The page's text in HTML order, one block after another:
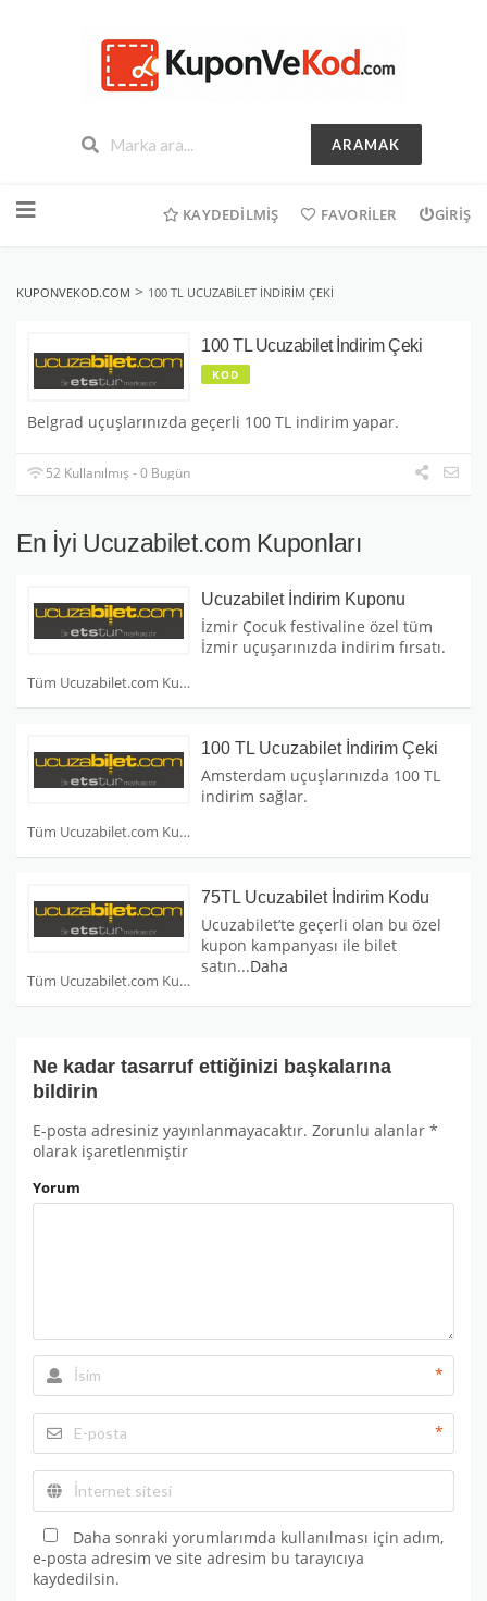
ARAMAK
geç
KAYDEDILMIŞ FAVORILER GIRIŞ
KUPONVEKOD.COM > 100 TL UCUZABILET İNDIRIM ÇEKI
100 TL Ucuzabilet İndirim Çeki
KOD
Belgrad uçuşlarınızda geçerli 100 TL indirim yapar.
52 Kullanılmış - 0 Bugün
En İyi Ucuzabilet.com Kuponları
Tüm Ucuzabilet.com Kuponları
Ucuzabilet İndirim Kuponu
İzmir Çocuk festivaline özel tüm
İzmir uçuşarınızda indirim fırsatı.
Tüm Ucuzabilet.com Kuponları
100 TL Ucuzabilet İndirim Çeki
Amsterdam uçuşlarınızda 100 TL
indirim sağlar.
Tüm Ucuzabilet.com Kuponları
75TL Ucuzabilet İndirim Kodu
Ucuzabilet’te geçerli olan bu özel
kupon kampanyası ile bilet
satın...Daha
Ne kadar tasarruf ettiğinizi başkalarına
bildirin
E-posta adresiniz yayınlanmayacaktır. Zorunlu alanlar *
olarak işaretlenmiştir
Yorum
*
*
Daha sonraki yorumlarımda kullanılması için adım,
e-posta adresim ve site adresim bu tarayıcıya
kaydedilsin.